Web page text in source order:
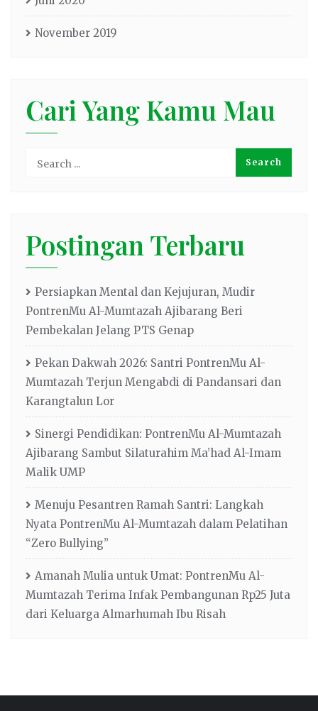
November 2019
Cari Yang Kamu Mau
Postingan Terbaru
Persiapkan Mental dan Kejujuran, Mudir
PontrenMu Al-Mumtazah Ajibarang Beri
Pembekalan Jelang PTS Genap
Pekan Dakwah 2026: Santri PontrenMu Al-
Mumtazah Terjun Mengabdi di Pandansari dan
Karangtalun Lor
Sinergi Pendidikan: PontrenMu Al-Mumtazah
Ajibarang Sambut Silaturahim Ma’had Al-Imam
Malik UMP
Menuju Pesantren Ramah Santri: Langkah
Nyata PontrenMu Al-Mumtazah dalam Pelatihan
“Zero Bullying”
Amanah Mulia untuk Umat: PontrenMu Al-
Mumtazah Terima Infak Pembangunan Rp25 Juta
dari Keluarga Almarhumah Ibu Risah